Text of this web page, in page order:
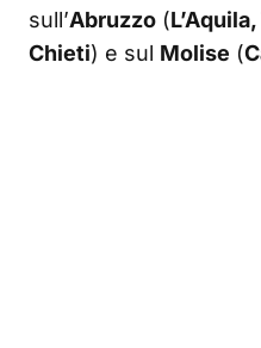
sull’Abruzzo (
Chieti) e sul Molise (